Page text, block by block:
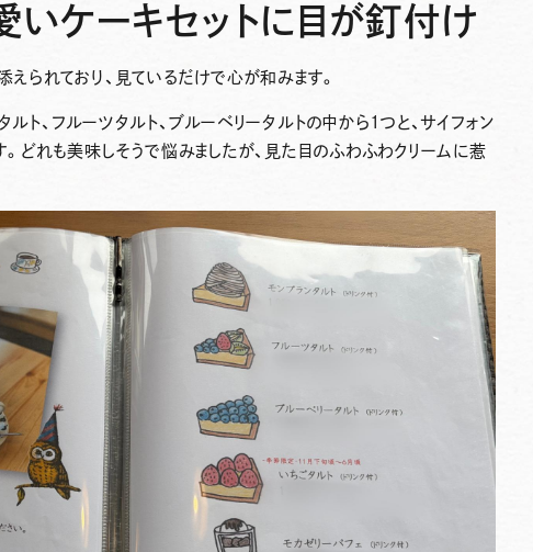
いケーキセットに目が釘付け
られており、見ているだけで心が和みます。
ト、フルーツタルト、ブルーベリータルトの中から1つと、サイフォン
どれも美味しそうで悩みましたが、見た目のふわふわクリームに惹